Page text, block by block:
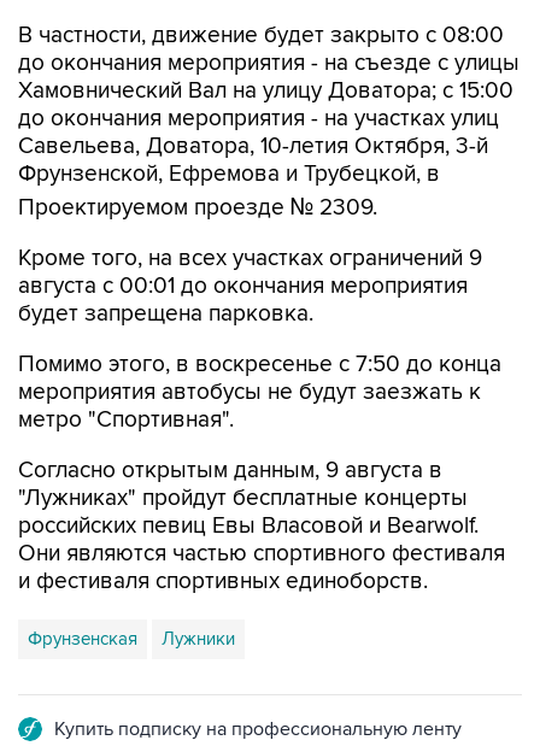
Хамовнический Вал на улицу Доватора; с 15:00
до окончания мероприятия - на участках улиц
Савельева, Доватора, 10-летия Октября, 3-й
Фрунзенской, Ефремова и Трубецкой, в
Проектируемом проезде № 2309.
Кроме того, на всех участках ограничений 9
будет запрещена парковка.
Помимо этого, в воскресенье с 7:50 до конца
метро "Спортивная".
Согласно открытым данным, 9 августа в
российских певиц Евы Власовой и Bearwolf.
Они являются частью спортивного фестиваля
и фестиваля спортивных единоборств.
Фрунзенская Лужники
Подписаться на рассылку главных новостей сайта